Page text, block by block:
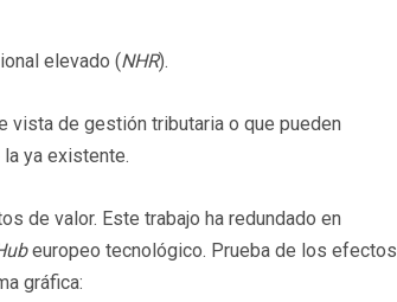
elevado (NHR).
vista de gestión tributaria o que pueden
ya existente.
de valor. Este trabajo ha redundado en
europeo tecnológico. Prueba de los efectos
gráfica: